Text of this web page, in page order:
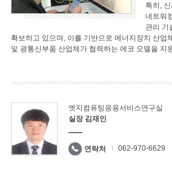
특히,
네트워
관리 기
확보하고 있으며, 이를 기반으로 에너지장치 산업
및 광통신부품 산업체가 협력하는 에코 모델을 지
엣지컴퓨팅응용서비스연구실
실장 김재인
연락처 062-970-6629